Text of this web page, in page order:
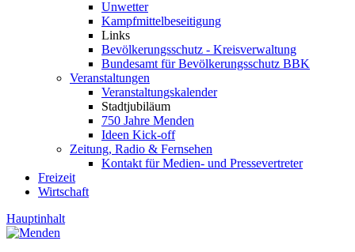
Unwetter
Kampfmittelbeseitigung
Links
Bevölkerungsschutz - Kreisverwaltung
Bundesamt für Bevölkerungsschutz BBK
Veranstaltungen
Veranstaltungskalender
Stadtjubiläum
750 Jahre Menden
Ideen Kick-off
Zeitung, Radio & Fernsehen
Kontakt für Medien- und Pressevertreter
Freizeit
Wirtschaft
Hauptinhalt